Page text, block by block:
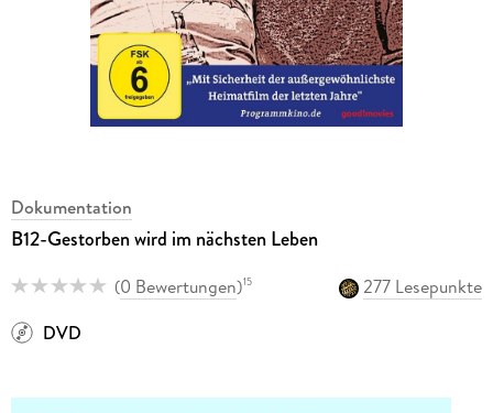
Dokumentation
B12-Gestorben wird im nächsten Leben
(0 Bewertungen)15
277 Lesepunkte
DVD